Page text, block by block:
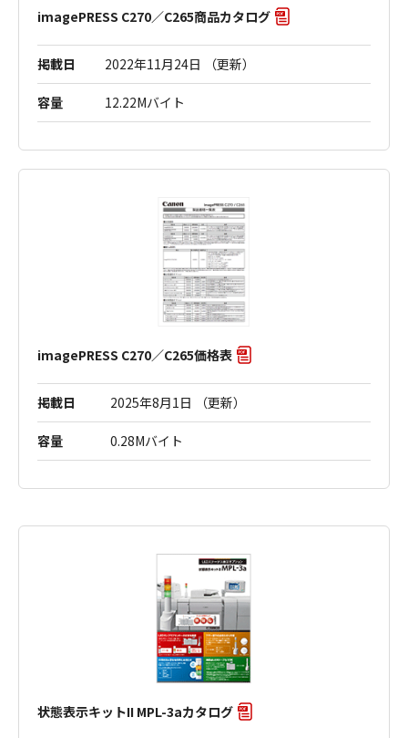
imagePRESS C270／C265商品カタログ
掲載日 2022年11月24日 （更新）
容量 12.22Mバイト
imagePRESS C270／C265価格表
掲載日 2025年8月1日 （更新）
容量 0.28Mバイト
状態表示キットII MPL-3aカタログ